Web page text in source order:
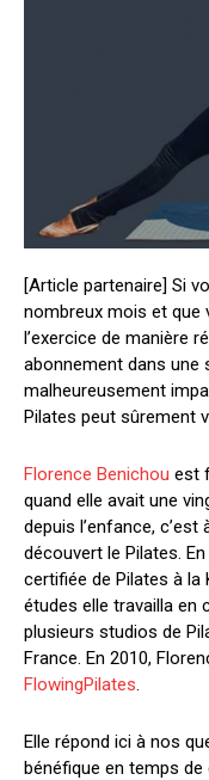
[Article partenaire] Si
nombreux mois et que
l’exercice de manière
abonnement dans
malheureusement
Pilates peut sûrement
Florence Benichou est
quand elle avait une
depuis l’enfance,
découvert le Pilates.
certifiée de Pilates à la
études elle travailla en
plusieurs studios de
France. En 2010,
FlowingPilates.
Elle répond ici à nos
bénéfique en temps